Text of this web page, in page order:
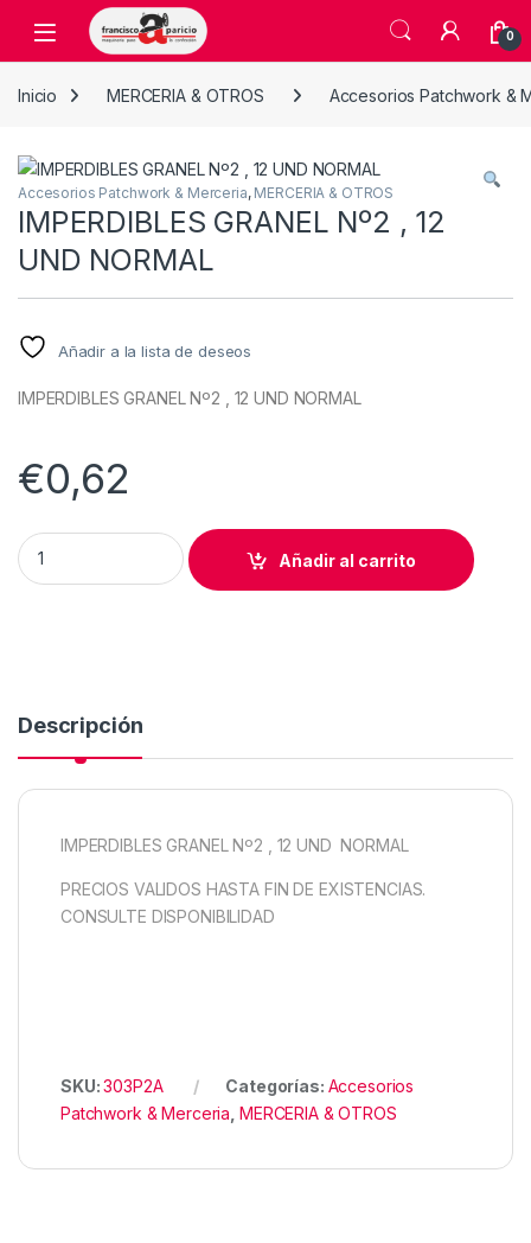
Skip to navigation
Skip to content
Open 0
Inicio MERCERIA & OTROS Accesorios Patchwork &
Accesorios Patchwork & Merceria, MERCERIA & OTROS
IMPERDIBLES GRANEL Nº2 , 12
UND NORMAL
Añadir a la lista de deseos
IMPERDIBLES GRANEL Nº2 , 12 UND NORMAL
€0,62
IMPERDIBLES GRANEL Nº2 , 12 UND NORMAL quantity
Añadir al carrito
Descripción
IMPERDIBLES GRANEL Nº2 , 12 UND NORMAL
PRECIOS VALIDOS HASTA FIN DE EXISTENCIAS.
CONSULTE DISPONIBILIDAD
SKU:303P2A Categorías: Accesorios
Patchwork & Merceria MERCERIA & OTROS